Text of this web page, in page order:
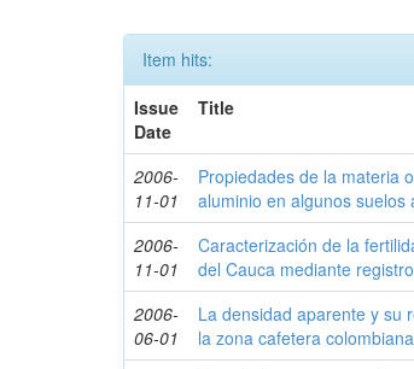
Item hits:
Issue
Date
Title
2006-
11-01
Propiedades de la materia
aluminio en algunos suelos
2006-
11-01
Caracterización de la
del Cauca mediante
2006-
06-01
La densidad aparente y su
la zona cafetera colombiana